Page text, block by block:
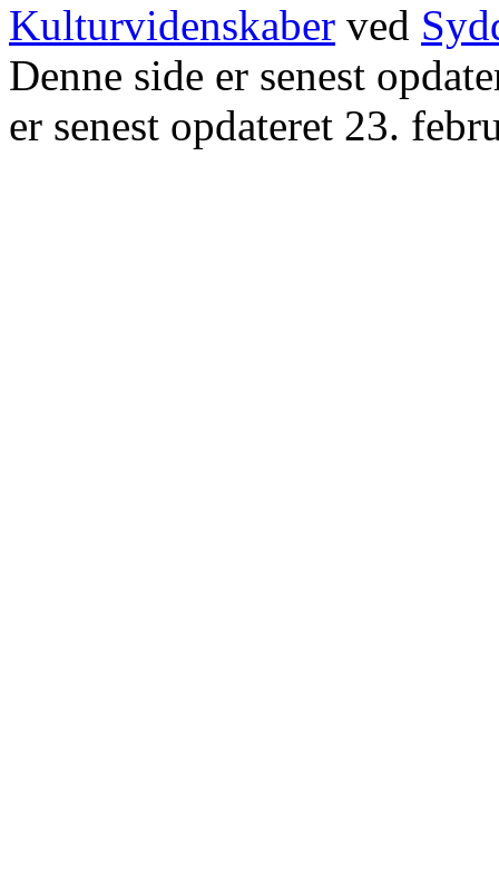
Kulturvidenskaber ved
Denne side er senest
er senest opdateret 23.